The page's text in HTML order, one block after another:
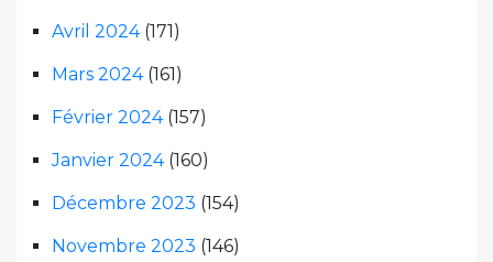
Avril 2024(171)
Mars 2024(161)
Février 2024(157)
Janvier 2024(160)
Décembre 2023 (154)
Novembre 2023 (146)